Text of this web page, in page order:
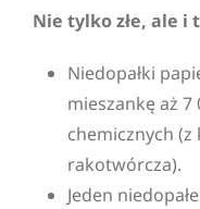
Nie tylko złe, ale i
Niedopałki
mieszankę aż
chemicznych
rakotwórcza).
Jeden